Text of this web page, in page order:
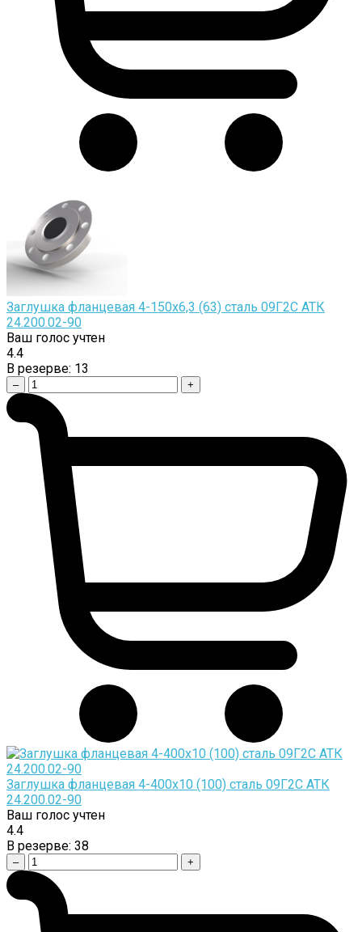
Заглушка фланцевая 4-150х6,3 (63) сталь 09Г2С АТК
24.200.02-90
Ваш голос учтен
4.4
В резерве: 13
– +
Заглушка фланцевая 4-400х10 (100) сталь 09Г2С АТК
24.200.02-90
Ваш голос учтен
4.4
В резерве: 38
– +